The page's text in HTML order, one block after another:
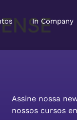
In Company
Assine nossa
nossos cursos